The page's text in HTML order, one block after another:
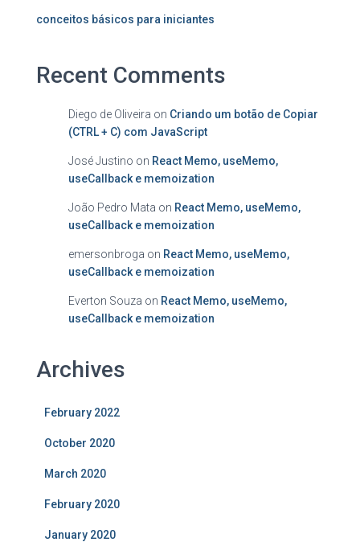
conceitos básicos para iniciantes
Recent Comments
Diego de Oliveira on Criando um botão de Copiar
(CTRL + C) com JavaScript
José Justino on React Memo, useMemo,
useCallback e memoization
João Pedro Mata on React Memo, useMemo,
useCallback e memoization
emersonbroga on React Memo, useMemo,
useCallback e memoization
Everton Souza on React Memo, useMemo,
useCallback e memoization
Archives
February 2022
October 2020
March 2020
February 2020
January 2020